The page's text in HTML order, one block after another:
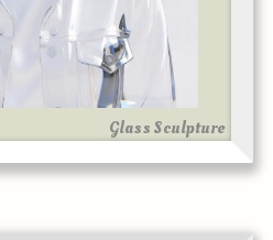
Glass Sculpture